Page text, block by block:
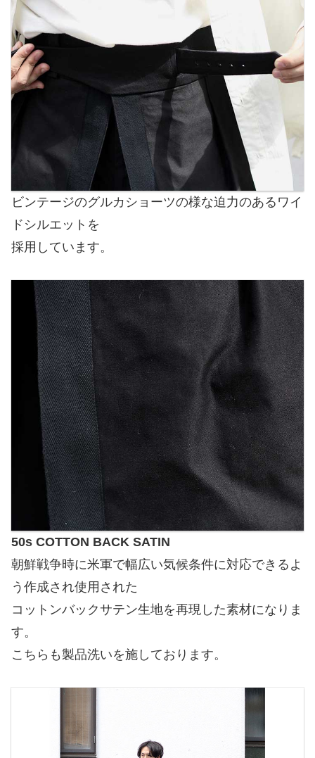
ビンテージのグルカショーツの様な迫力のあるワイ
ドシルエットを
採用しています。
50s COTTON BACK SATIN
朝鮮戦争時に米軍で幅広い気候条件に対応できるよ
う作成され使用された
コットンバックサテン生地を再現した素材になりま
す。
こちらも製品洗いを施しております。